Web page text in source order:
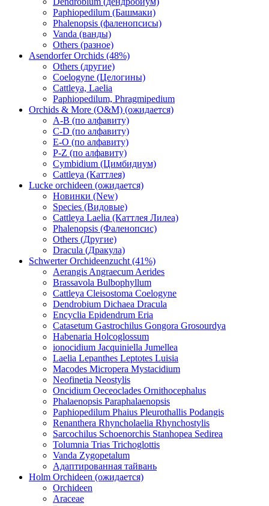
Paphiopedilum (Башмаки)
Phalenopsis (фаленопсисы)
Vanda (ванды)
Others (разное)
Asendorfer Orchids (48%)
Others (другие)
Coelogyne (Целогины)
Cattleya, Laelia
Paphiopedilum, Phragmipedium
Orchids & More (O&M) (ожидается)
A-B (по алфавиту)
C-D (по алфавиту)
E-O (по алфавиту)
P-Z (по алфавиту)
Cymbidium (Цимбидиум)
Cattleya (Каттлея)
Lucke orchideen (ожидается)
Новинки (New)
Species (Видовые)
Cattleya Laelia (Каттлея Лилеа)
Phalenopsis (Фаленопсис)
Others (Другие)
Dracula (Дракула)
Schwerter Orchideenzucht (41%)
Aerangis Angraecum Aerides
Brassavola Bulbophyllum
Cattleya Cleisostoma Coelogyne
Dendrobium Dichaea Dracula
Encyclia Epidendrum Eria
Catasetum Gastrochilus Gongora Grosourdya
Habenaria Holcoglossum
ionocidium Jacquiniella Jumellea
Laelia Lepanthes Leptotes Luisia
Macodes Micropera Mystacidium
Neofinetia Neostylis
Oncidium Oeceoclades Ornithocephalus
Phalaenopsis Paraphalaenopsis
Paphiopedilum Phaius Pleurothallis Podangis
Renanthera Rhyncholaelia Rhynchostylis
Sarcochilus Schoenorchis Stanhopea Sedirea
Tolumnia Trias Trichoglottis
Vanda Zygopetalum
Адаптированная тайвань
Holm Orchideen (ожидается)
Orchideen
Araceae